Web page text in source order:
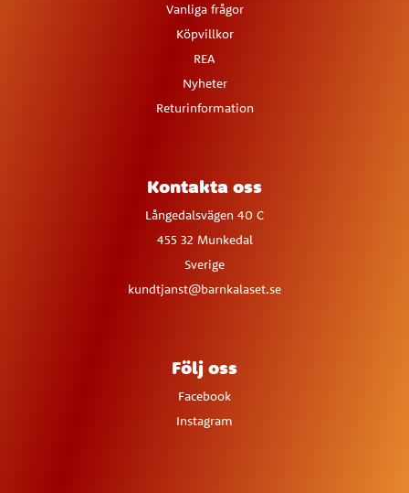
Vanliga frågor
Köpvillkor
REA
Nyheter
Returinformation
Kontakta oss
Långedalsvägen 40 C
455 32 Munkedal
Sverige
kundtjanst@barnkalaset.se
Följ oss
Facebook
Instagram